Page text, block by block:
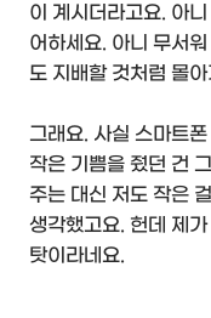
이 계시더라고요. 아
어하세요. 아니 무서
도 지배할 것처럼 몰
그래요. 사실 스마트
작은 기쁨을 줬던 건
주는 대신 저도 작은
생각했고요. 헌데 제
탓이라네요.